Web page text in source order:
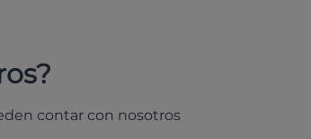
contar con nosotros